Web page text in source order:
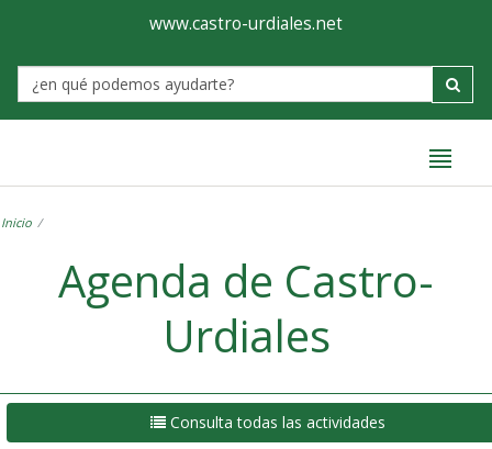
Ayuntamiento
de
Castro-
www.castro-urdiales.net
Label
Inicio
Agenda de Castro-
Urdiales
Consulta todas las actividades